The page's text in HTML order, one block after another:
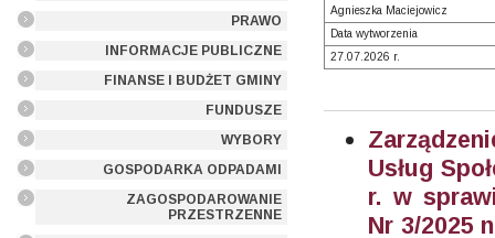
PRAWO
INFORMACJE PUBLICZNE
FINANSE I BUDŻET GMINY
FUNDUSZE
WYBORY
GOSPODARKA ODPADAMI
ZAGOSPODAROWANIE
PRZESTRZENNE
Agnieszka Maciejowicz
Data wytworzenia
27.07.2026 r.
Usług
r. w
Nr 3/2025